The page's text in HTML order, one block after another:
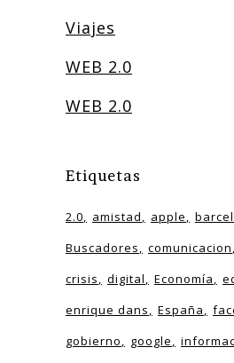
Viajes
WEB 2.0
WEB 2.0
Etiquetas
2.0 amistad apple
Buscadores
comunicacion
crisis
digital Economía
enrique dans
España
gobierno
google